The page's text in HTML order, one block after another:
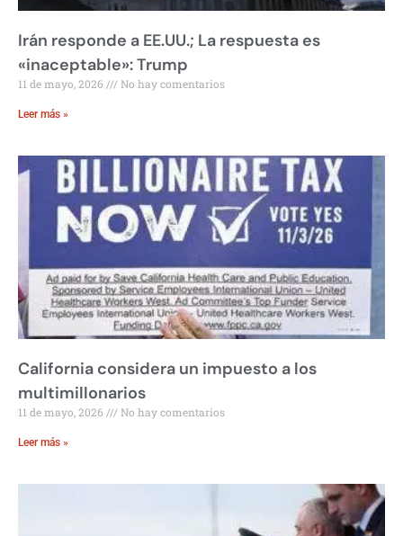
Irán responde a EE.UU.; La respuesta es
«inaceptable»: Trump
11 de mayo, 2026 No hay comentarios
Leer más »
California considera un impuesto a los
multimillonarios
11 de mayo, 2026 No hay comentarios
Leer más »